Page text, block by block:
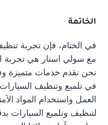
الخاتمة
في الختام، فإن تجربة
مع سولي استار هي تجربة
نحن نقدم خدمات متميزة
في تلميع وتنظيف
العمل واستخدام المواد
لتنظيف وتلميع السيارات